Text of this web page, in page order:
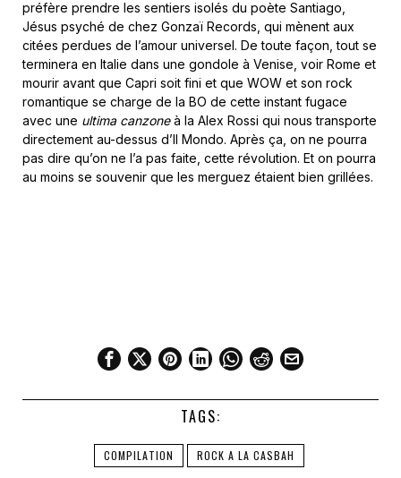
préfère prendre les sentiers isolés du poète Santiago,
Jésus psyché de chez Gonzaï Records, qui mènent aux
citées perdues de l’amour universel. De toute façon, tout se
terminera en Italie dans une gondole à Venise, voir Rome et
mourir avant que Capri soit fini et que WOW et son rock
romantique se charge de la BO de cette instant fugace
avec une ultima canzoneà la Alex Rossi qui nous transporte
directement au-dessus d’Il Mondo. Après ça, on ne pourra
pas dire qu’on ne l’a pas faite, cette révolution. Et on pourra
au moins se souvenir que les merguez étaient bien grillées.
TAGS:
COMPILATION ROCK A LA CASBAH